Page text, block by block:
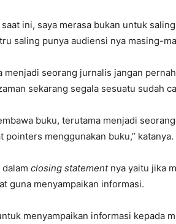
saat ini, saya merasa bukan untuk
saling punya audiensi nya masing-
menjadi seorang jurnalis jangan
sekarang segala sesuatu sudah
buku, terutama menjadi
menggunakan buku,” katanya.
closing statementnya yaitu jika
guna menyampaikan informasi.
menyampaikan informasi kepada